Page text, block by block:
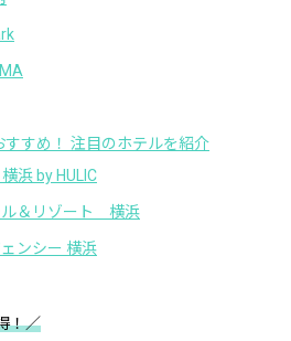
すめ！ 注目のホテルを紹介
浜 by HULIC
ル＆リゾート 横浜
ンシー 横浜
！／